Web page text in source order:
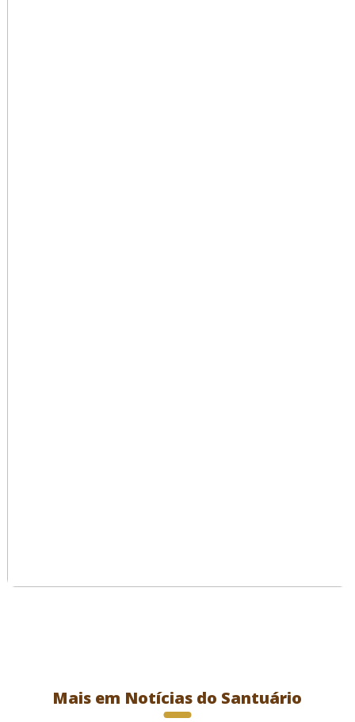
Mais em Notícias do Santuário